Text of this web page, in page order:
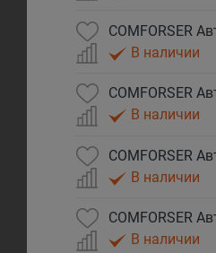
COMFORSER
В наличии
COMFORSER
В наличии
COMFORSER
В наличии
COMFORSER
В наличии